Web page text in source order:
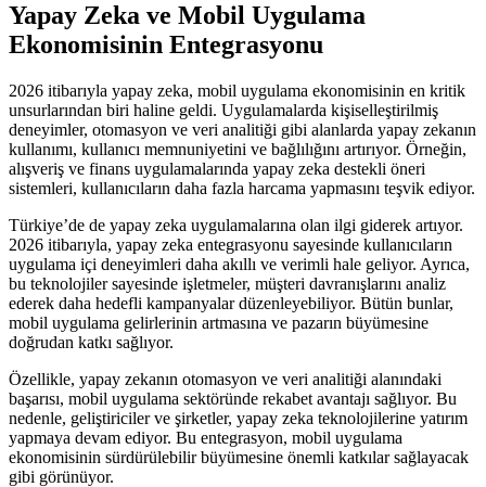
Yapay Zeka ve Mobil Uygulama
Ekonomisinin Entegrasyonu
2026 itibarıyla yapay zeka, mobil uygulama ekonomisinin en kritik
unsurlarından biri haline geldi. Uygulamalarda kişiselleştirilmiş
deneyimler, otomasyon ve veri analitiği gibi alanlarda yapay zekanın
kullanımı, kullanıcı memnuniyetini ve bağlılığını artırıyor. Örneğin,
alışveriş ve finans uygulamalarında yapay zeka destekli öneri
sistemleri, kullanıcıların daha fazla harcama yapmasını teşvik ediyor.
Türkiye’de de yapay zeka uygulamalarına olan ilgi giderek artıyor.
2026 itibarıyla, yapay zeka entegrasyonu sayesinde kullanıcıların
uygulama içi deneyimleri daha akıllı ve verimli hale geliyor. Ayrıca,
bu teknolojiler sayesinde işletmeler, müşteri davranışlarını analiz
ederek daha hedefli kampanyalar düzenleyebiliyor. Bütün bunlar,
mobil uygulama gelirlerinin artmasına ve pazarın büyümesine
doğrudan katkı sağlıyor.
Özellikle, yapay zekanın otomasyon ve veri analitiği alanındaki
başarısı, mobil uygulama sektöründe rekabet avantajı sağlıyor. Bu
nedenle, geliştiriciler ve şirketler, yapay zeka teknolojilerine yatırım
yapmaya devam ediyor. Bu entegrasyon, mobil uygulama
ekonomisinin sürdürülebilir büyümesine önemli katkılar sağlayacak
gibi görünüyor.